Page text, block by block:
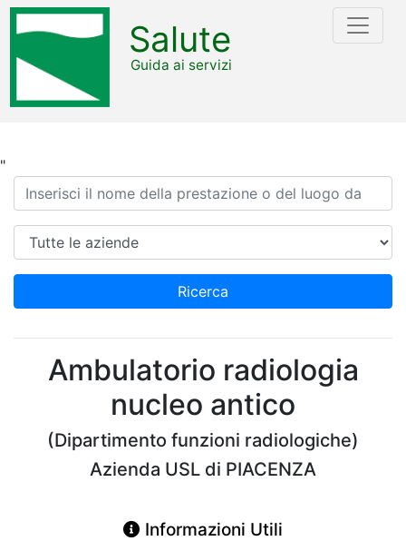
"
Salute
Guida ai servizi
Ricerca
Azienda
Ricerca
Ambulatorio radiologia
nucleo antico
(Dipartimento funzioni radiologiche)
Azienda USL di PIACENZA
Informazioni Utili